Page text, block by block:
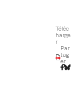
Téléc
harge
r
Par
tag
er